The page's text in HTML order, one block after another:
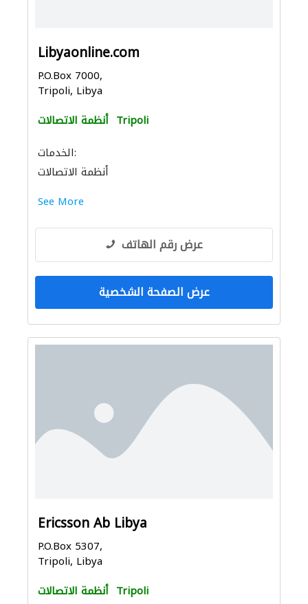
Libyaonline.com
P.O.Box 7000,
Tripoli, Libya
أنظمة الاتصالات Tripoli
الخدمات:
أنظمة الاتصالات
See More
عرض رقم الهاتف
عرض الصفحة الشخصية
Ericsson Ab Libya
P.O.Box 5307,
Tripoli, Libya
أنظمة الاتصالات Tripoli